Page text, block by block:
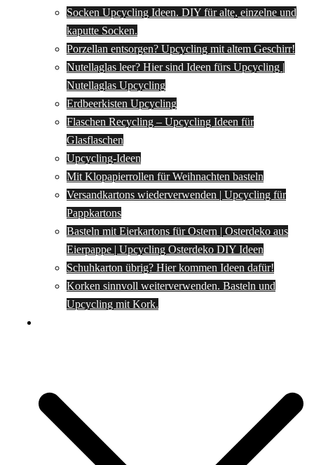
Socken Upcycling Ideen. DIY für alte, einzelne und
kaputte Socken.
Porzellan entsorgen? Upcycling mit altem Geschirr!
Nutellaglas leer? Hier sind Ideen fürs Upcycling |
Nutellaglas Upcycling
Erdbeerkisten Upcycling
Flaschen Recycling – Upcycling Ideen für
Glasflaschen
Upcycling-Ideen
Mit Klopapierrollen für Weihnachten basteln
Versandkartons wiederverwenden | Upcycling für
Pappkartons
Basteln mit Eierkartons für Ostern | Osterdeko aus
Eierpappe | Upcycling Osterdeko DIY Ideen
Schuhkarton übrig? Hier kommen Ideen dafür!
Korken sinnvoll weiterverwenden. Basteln und
Upcycling mit Kork.